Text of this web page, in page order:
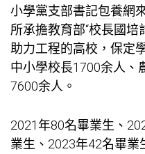
小學黨支部書記包養網
所承擔教育部“校長國
助力工程的高校，保定
中小學校長1700余人、
7600余人。
2021年80名畢業生、
業生、2023年42名畢業